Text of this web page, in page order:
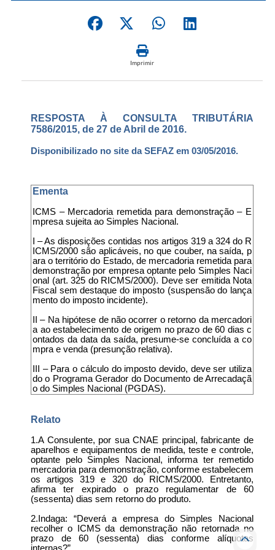
Imprimir
RESPOSTA À CONSULTA TRIBUTÁRIA
7586/2015, de 27 de Abril de 2016.
Disponibilizado no site da SEFAZ em 03/05/2016.
Ementa
ICMS – Mercadoria remetida para demonstração – E
mpresa sujeita ao Simples Nacional.
I – As disposições contidas nos artigos 319 a 324 do R
ICMS/2000 são aplicáveis, no que couber, na saída, p
ara o território do Estado, de mercadoria remetida para
demonstração por empresa optante pelo Simples Naci
onal (art. 325 do RICMS/2000). Deve ser emitida Nota
Fiscal sem destaque do imposto (suspensão do lança
mento do imposto incidente).
II – Na hipótese de não ocorrer o retorno da mercadori
a ao estabelecimento de origem no prazo de 60 dias c
ontados da data da saída, presume-se concluída a co
mpra e venda (presunção relativa).
III – Para o cálculo do imposto devido, deve ser utiliza
do o Programa Gerador do Documento de Arrecadaçã
o do Simples Nacional (PGDAS).
Relato
1.A Consulente, por sua CNAE principal, fabricante de
aparelhos e equipamentos de medida, teste e controle,
optante pelo Simples Nacional, informa ter remetido
mercadoria para demonstração, conforme estabelecem
os artigos 319 e 320 do RICMS/2000. Entretanto,
afirma ter expirado o prazo regulamentar de 60
(sessenta) dias sem retorno do produto.
2.Indaga: “Deverá a empresa do Simples Nacional
recolher o ICMS da demonstração não retornada no
prazo de 60 (sessenta) dias conforme alíquotas